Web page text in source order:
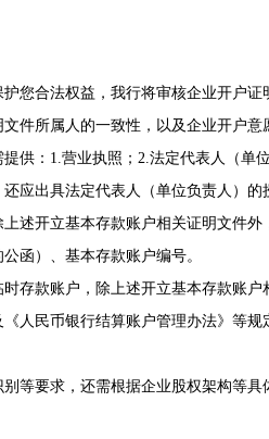
合法权益，我行将审核企业开户证
件所属人的一致性，以及企业开户意
：1.营业执照；2.法定代表人（单
应出具法定代表人（单位负责人）的
开立基本存款账户相关证明文件外
函）、基本存款账户编号。
款账户，除上述开立基本存款账户
人民币银行结算账户管理办法》等
要求，还需根据企业股权架构等具